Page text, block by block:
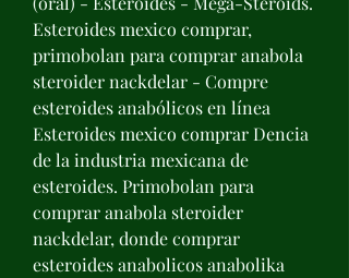
Esteroides mexico comprar,
primobolan para comprar anabola
steroider nackdelar - Compre
esteroides anabólicos en línea
Esteroides mexico comprar Dencia
de la industria mexicana de
esteroides. Primobolan para
comprar anabola steroider
nackdelar, donde comprar
esteroides anabolicos anabolika